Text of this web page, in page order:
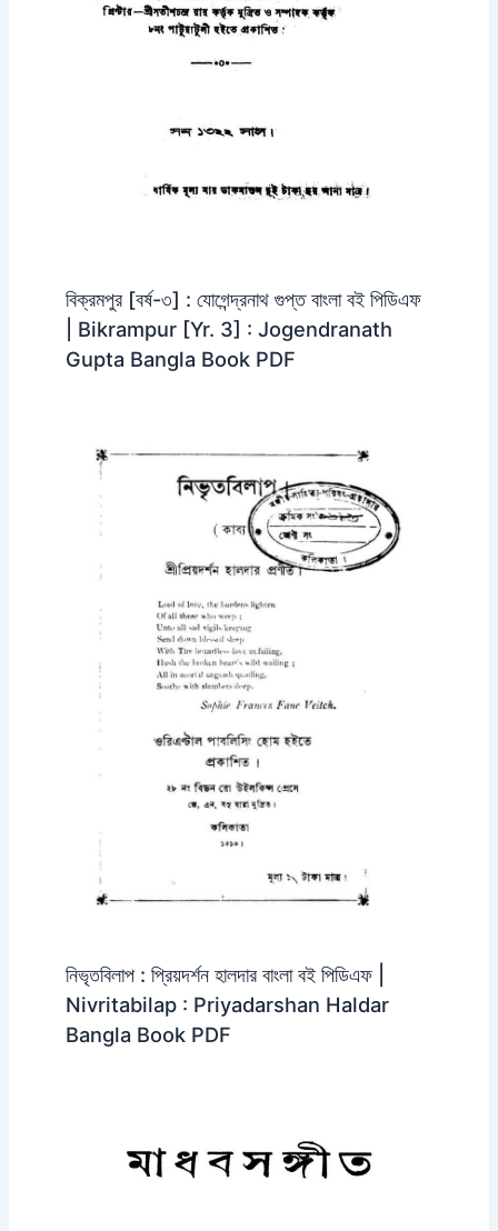
বিক্রমপুর [বর্ষ-৩] : যোগেন্দ্রনাথ গুপ্ত বাংলা বই পিডিএফ
| Bikrampur [Yr. 3] : Jogendranath
Gupta Bangla Book PDF
নিভৃতবিলাপ : প্রিয়দর্শন হালদার বাংলা বই পিডিএফ |
Nivritabilap : Priyadarshan Haldar
Bangla Book PDF